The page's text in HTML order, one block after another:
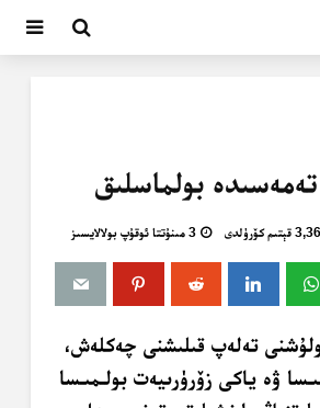
كۆرۈلدى 3 مىنۇتتا ئوقۇپ بولالايسىز
تەلەپ قىلىشنى چەكلەش،
ۋە ياكى زۆرۈرىيەت بولـمىـسا